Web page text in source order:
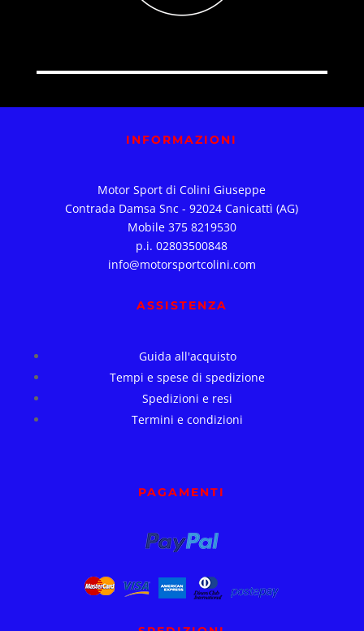
INFORMAZIONI
Motor Sport di Colini Giuseppe
Contrada Damsa Snc - 92024 Canicattì (AG)
Mobile 375 8219530
p.i. 02803500848
info@motorsportcolini.com
ASSISTENZA
Guida all'acquisto
Tempi e spese di spedizione
Spedizioni e resi
Termini e condizioni
PAGAMENTI